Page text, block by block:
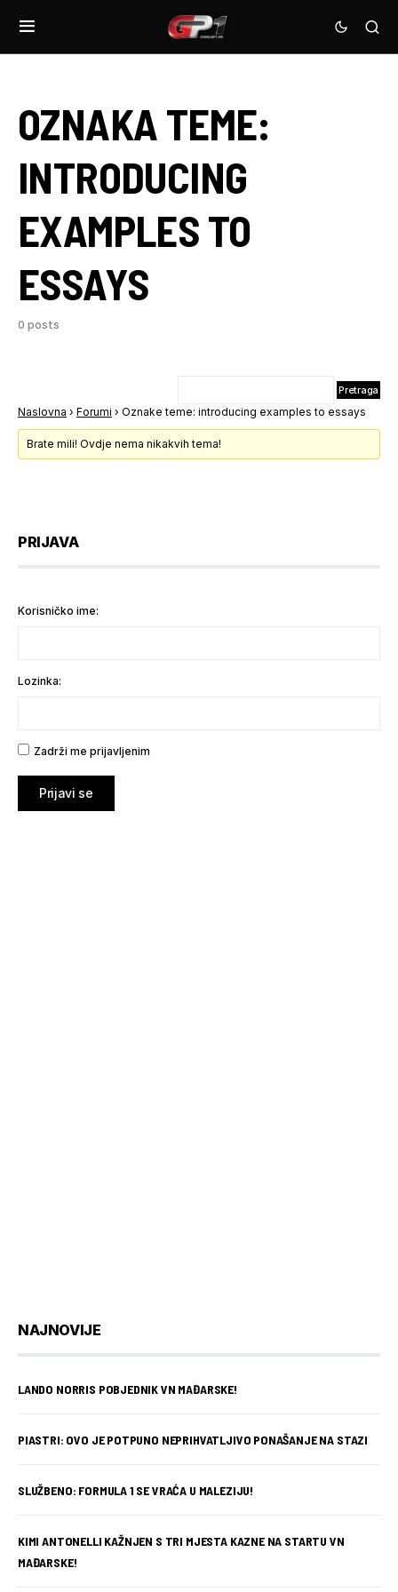
OZNAKA TEME:
INTRODUCING
EXAMPLES TO
ESSAYS
0 posts
Naslovna › Forumi › Oznake teme: introducing examples to essays
Brate mili! Ovdje nema nikakvih tema!
PRIJAVA
Korisničko ime:
Lozinka:
Zadrži me prijavljenim
Prijavi se
NAJNOVIJE
LANDO NORRIS POBJEDNIK VN MAĐARSKE!
PIASTRI: OVO JE POTPUNO NEPRIHVATLJIVO PONAŠANJE NA STAZI
SLUŽBENO: FORMULA 1 SE VRAĆA U MALEZIJU!
KIMI ANTONELLI KAŽNJEN S TRI MJESTA KAZNE NA STARTU VN
MAĐARSKE!